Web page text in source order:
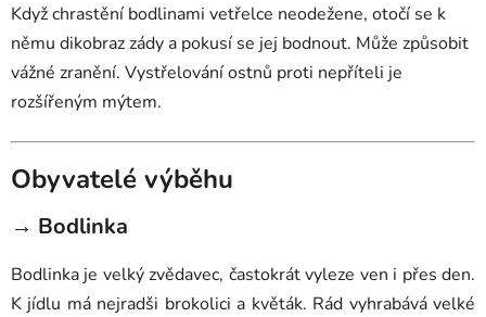
Když chrastění bodlinami vetřelce neodežene, otočí se k
němu dikobraz zády a pokusí se jej bodnout. Může způsobit
vážné zranění. Vystřelování ostnů proti nepříteli je
rozšířeným mýtem.
Obyvatelé výběhu
→ Bodlinka
Bodlinka je velký zvědavec, častokrát vyleze ven i přes den.
K jídlu má nejradši brokolici a květák. Rád vyhrabává velké